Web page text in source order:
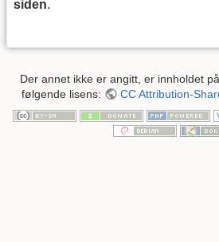
siden.
Der annet ikke er angitt, er innholdet
følgende lisens:
CC Attribution-